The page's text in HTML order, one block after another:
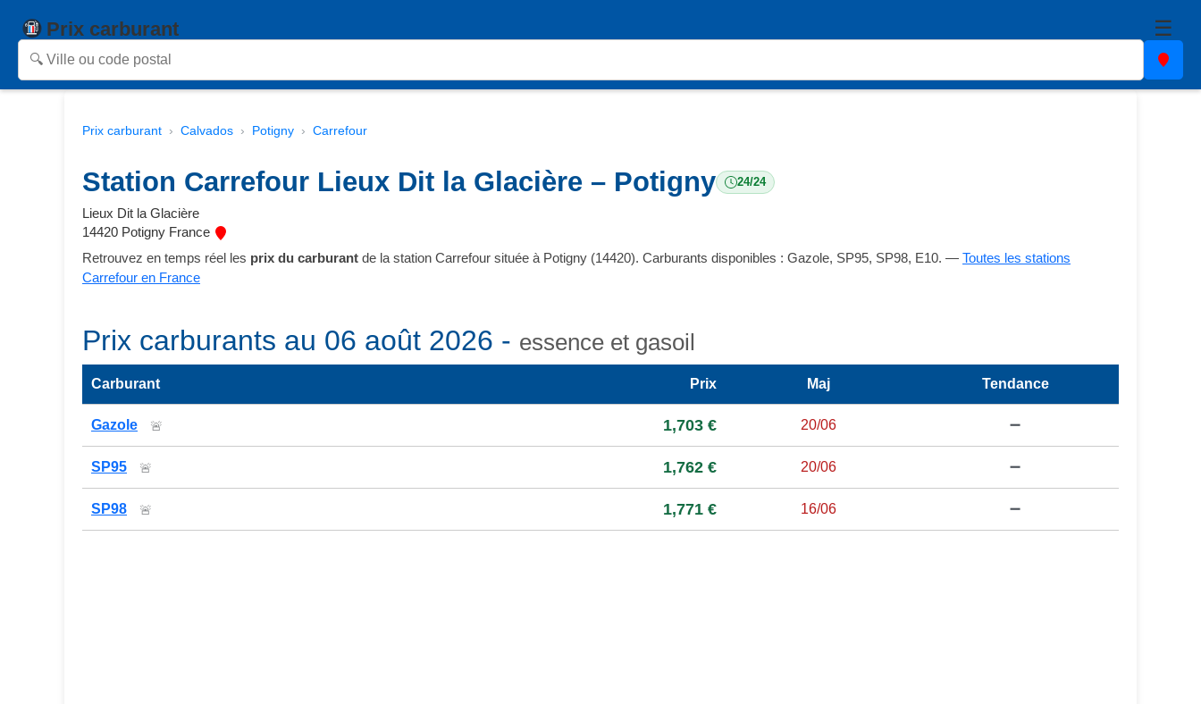
Prix carburant ☰
Prix carburant Calvados Potigny Carrefour
Station Carrefour Lieux Dit la Glacière – Potigny 24/24
Lieux Dit la Glacière
14420 Potigny France
Retrouvez en temps réel les prix du carburant de la station Carrefour située à Potigny (14420). Carburants disponibles : Gazole, SP95, SP98, E10. — Toutes les stations
Carrefour en France
Prix carburants au 06 août 2026 - essence et gasoil
Carburant Prix Maj Tendance
Gazole 🚨 1,703 € 20/06 ➖
SP95 🚨 1,762 € 20/06 ➖
SP98 🚨 1,771 € 16/06 ➖